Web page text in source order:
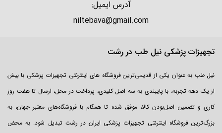
در ابتدا لازم است بدانید که در اکثر موارد درمان درد گردن نیازی به عمل
استفاده کنید.
استفاده از کمپرس یخ و آب گرم.
خودداری از انجام فعالیت ورزشی.
آدرس ایمیل:
niltebava@gmail.com
تجهیزات پزشکی نیل طب در رشت
نیل طب به عنوان یکی از قدیمی‌ترین فروشگاه های اینترنتی تجهیزات پزشکی با بیش
از یک دهه تجربه، با پایبندی به سه اصل کلیدی، پرداخت در محل، ارسال تا هفت روز
کاری و تضمین اصل‌بودن کالا، موفق شده تا همگام با فروشگاه‌های معتبر جهان، به
بزرگ‌ترین فروشگاه اینترنتی تجهیزات پزشکی ایران در رشت تبدیل شود. به محض